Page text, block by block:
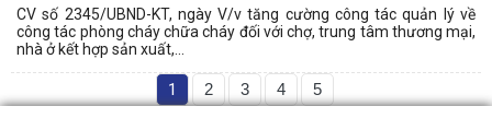
CV số 2345/UBND-KT, ngày V/v tăng cường công tác quản lý về
công tác phòng cháy chữa cháy đối với chợ, trung tâm thương mại,
nhà ở kết hợp sản xuất,...
1 2 3 4 5